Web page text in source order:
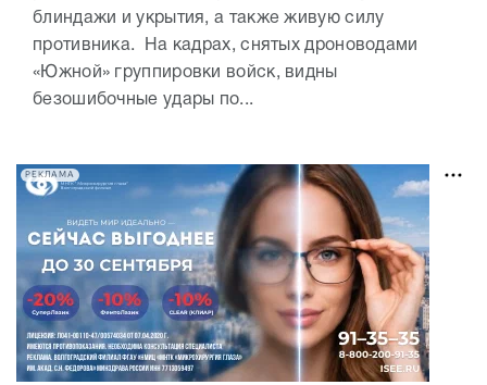
блиндажи и укрытия, а также живую силу
противника. На кадрах, снятых дроноводами
«Южной» группировки войск, видны
безошибочные удары по...
РЕКЛАМА